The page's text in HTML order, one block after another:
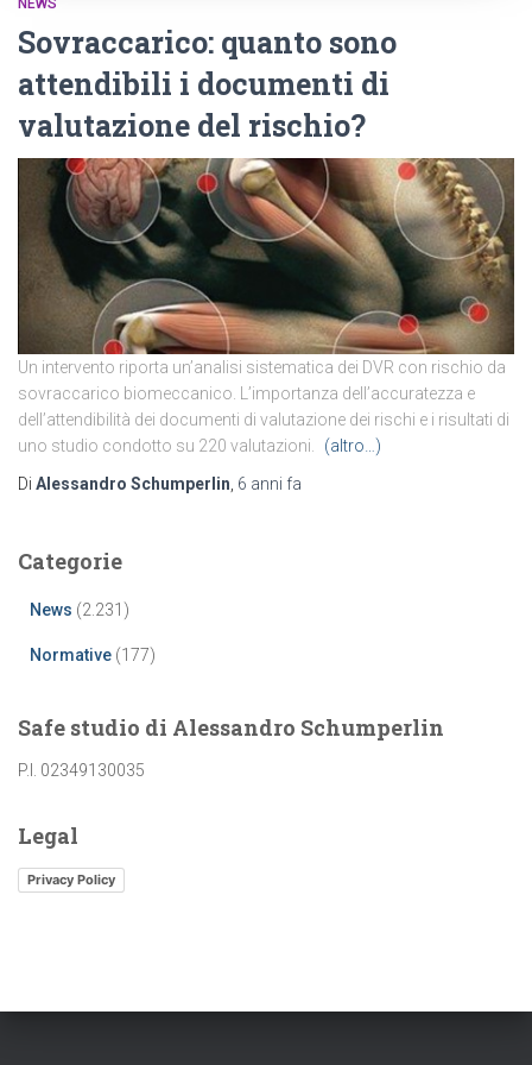
Sovraccarico: quanto sono
attendibili i documenti di
valutazione del rischio?
Un intervento riporta un’analisi sistematica dei DVR con rischio da
sovraccarico biomeccanico. L’importanza dell’accuratezza e
dell’attendibilità dei documenti di valutazione dei rischi e i risultati di
uno studio condotto su 220 valutazioni.
(altro…)
Di Alessandro Schumperlin 6 anni fa
Categorie
News (2.231)
Normative (177)
Safe studio di Alessandro Schumperlin
P.I. 02349130035
Legal
Privacy Policy